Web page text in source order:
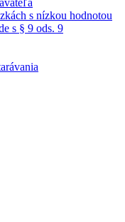
s nízkou hodnotou
s § 9 ods. 9